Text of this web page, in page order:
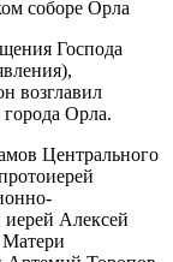
Господа
возглавил
Орла.
Центрального
иерей Алексей